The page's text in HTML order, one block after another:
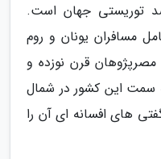
توریستی جهان است.
مسافران یونان و روم
قرن نوزده و
سمت این کشور در شمال
های افسانه ای آن را